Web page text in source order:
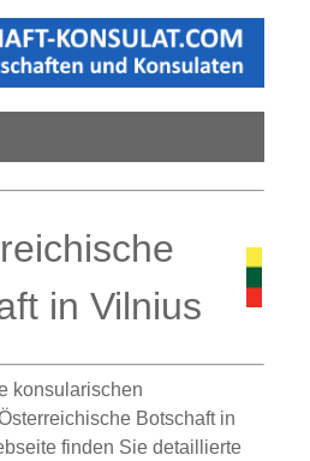
in Vilnius
konsularischen
Botschaft in
finden Sie detaillierte